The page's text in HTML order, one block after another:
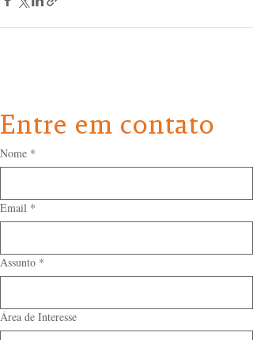
Entre em contato
Nome *
Email *
Assunto *
Área de Interesse